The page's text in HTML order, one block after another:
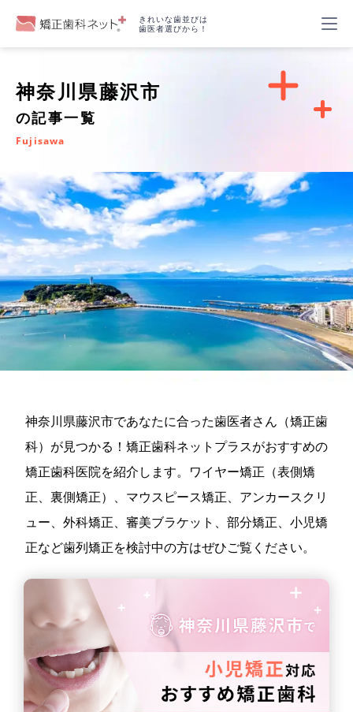
きれいな歯並びは
歯医者選びから！
神奈川県藤沢市
の記事一覧
Fujisawa
神奈川県藤沢市であなたに合った歯医者さん（矯正歯
科）が見つかる！矯正歯科ネットプラスがおすすめの
矯正歯科医院を紹介します。ワイヤー矯正（表側矯
正、裏側矯正）、マウスピース矯正、アンカースクリ
ュー、外科矯正、審美ブラケット、部分矯正、小児矯
正など歯列矯正を検討中の方はぜひご覧ください。